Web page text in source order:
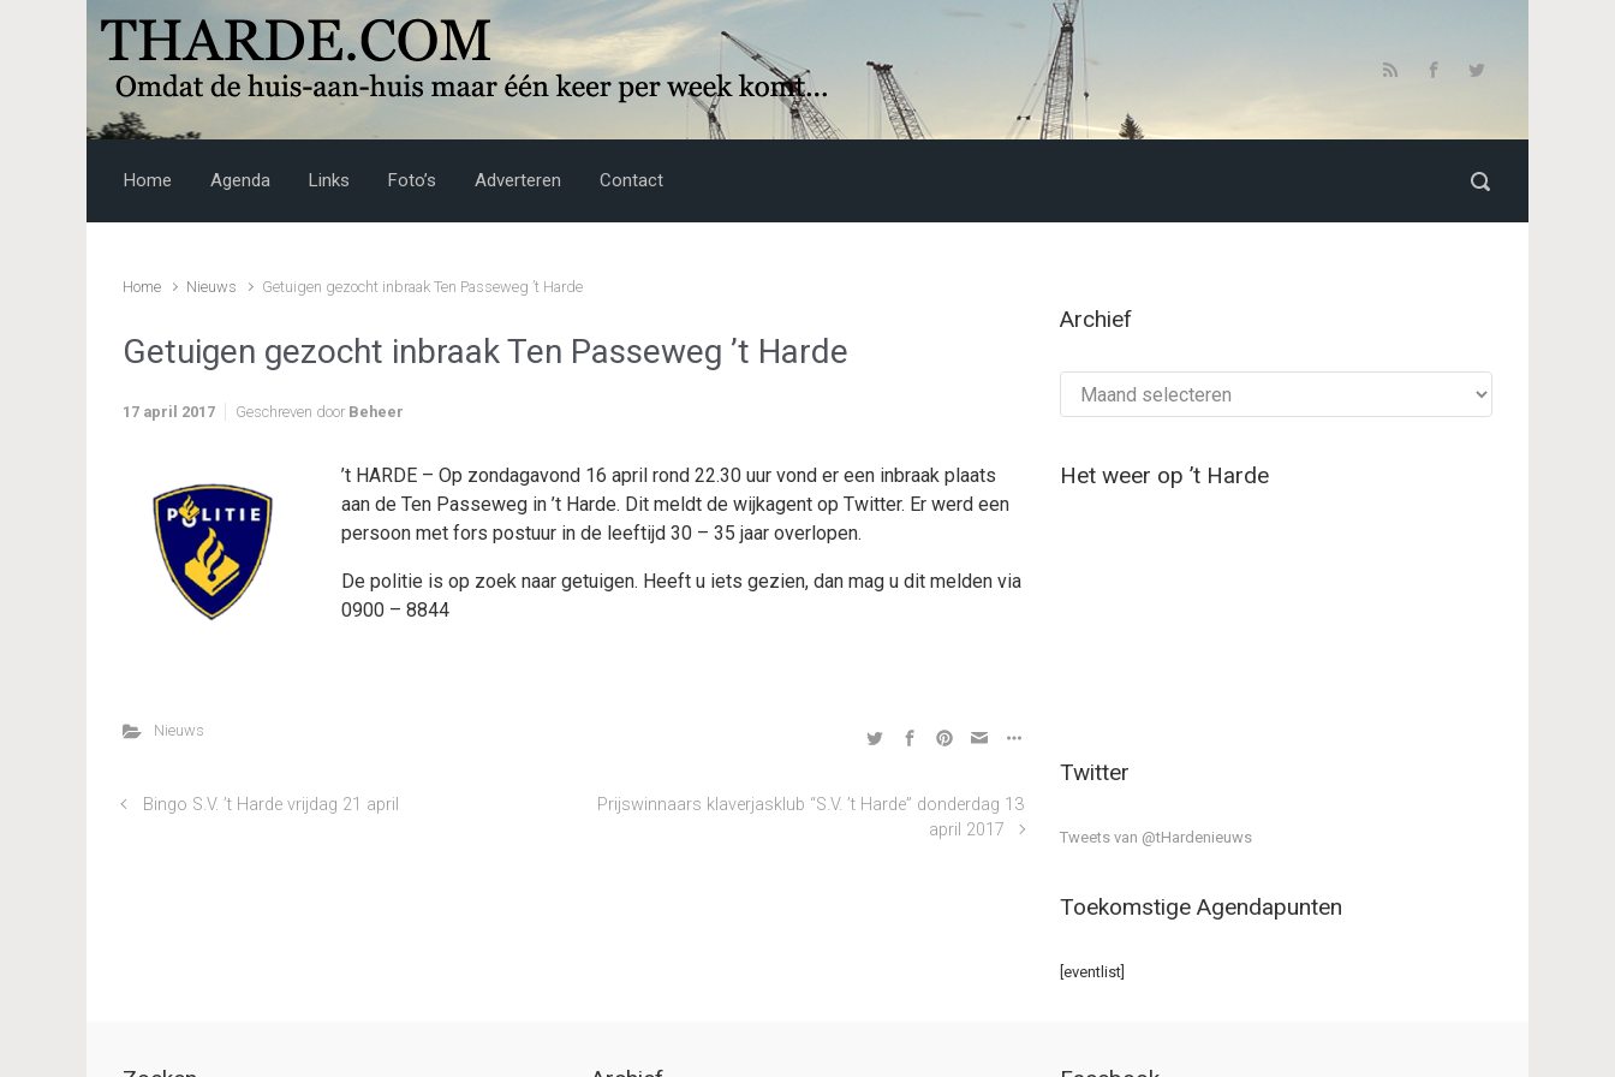
Skip to main content
Home Agenda Links Foto’s Adverteren Contact
Home Nieuws Getuigen gezocht inbraak Ten Passeweg ’t Harde
Getuigen gezocht inbraak Ten Passeweg ’t Harde
17 april 2017 Geschreven door Beheer
’t HARDE – Op zondagavond 16 april rond 22.30 uur vond er een inbraak plaats
aan de Ten Passeweg in ’t Harde. Dit meldt de wijkagent op Twitter. Er werd een
persoon met fors postuur in de leeftijd 30 – 35 jaar overlopen.
De politie is op zoek naar getuigen. Heeft u iets gezien, dan mag u dit melden via
0900 – 8844
Nieuws
Bingo S.V. ’t Harde vrijdag 21 april
Prijswinnaars klaverjasklub “S.V. ’t Harde” donderdag 13
april 2017
Archief
Het weer op ’t Harde
Twitter
Tweets van @tHardenieuws
Toekomstige Agendapunten
[eventlist]